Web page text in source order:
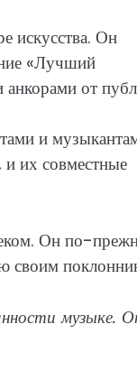
искусства. Он
«Лучший
от
и
их совместные
Он по-
своим
музыке.